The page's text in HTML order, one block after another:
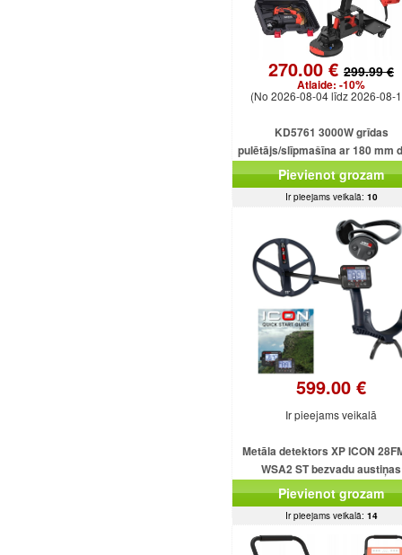
270.00 € 299.99 €
Atlaide: -10%
(No 2026-08-04 līdz 2026-08-
KD5761 3000W grīdas
pulētājs/slīpmašīna ar 180 mm
Pievienot grozam
Ir pieejams veikalā: 10
599.00 €
Ir pieejams veikalā
Metāla detektors XP ICON
WSA2 ST bezvadu austiņas
Pievienot grozam
Ir pieejams veikalā: 14